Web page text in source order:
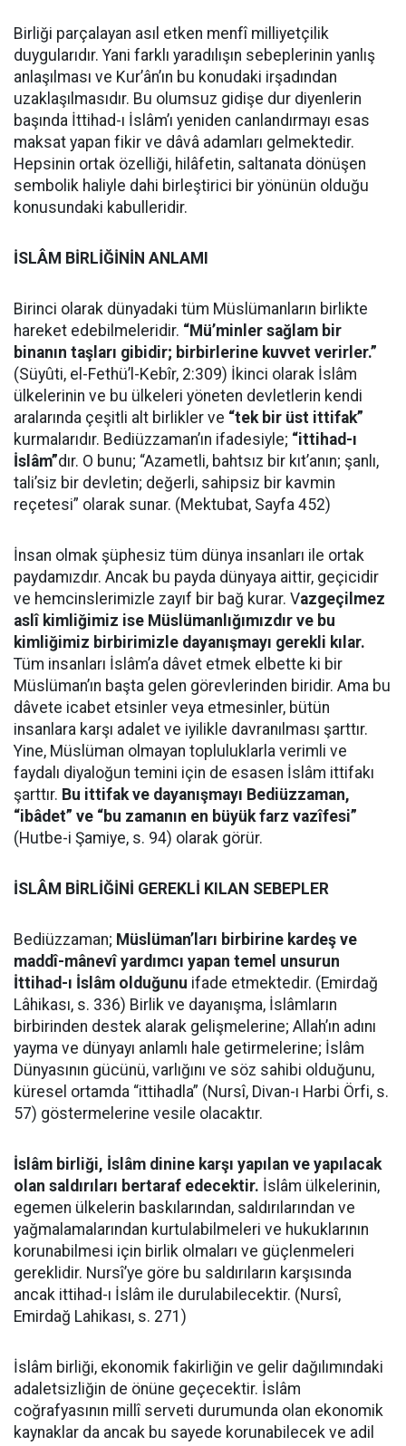
Birliği parçalayan asıl etken menfî milliyetçilik
duygularıdır. Yani farklı yaradılışın sebeplerinin yanlış
anlaşılması ve Kur’ân’ın bu konudaki irşadından
uzaklaşılmasıdır. Bu olumsuz gidişe dur diyenlerin
başında İttihad-ı İslâm’ı yeniden canlandırmayı esas
maksat yapan fikir ve dâvâ adamları gelmektedir.
Hepsinin ortak özelliği, hilâfetin, saltanata dönüşen
sembolik haliyle dahi birleştirici bir yönünün olduğu
konusundaki kabulleridir.
İSLÂM BİRLİĞİNİN ANLAMI
Birinci olarak dünyadaki tüm Müslümanların birlikte
hareket edebilmeleridir. “Mü’minler sağlam bir
binanın taşları gibidir; birbirlerine kuvvet verirler.”
(Süyûti, el-Fethü’l-Kebîr, 2:309) İkinci olarak İslâm
ülkelerinin ve bu ülkeleri yöneten devletlerin kendi
aralarında çeşitli alt birlikler ve “tek bir üst ittifak”
kurmalarıdır. Bediüzzaman’ın ifadesiyle; “ittihad-ı
İslâm”dır. O bunu; “Azametli, bahtsız bir kıt’anın; şanlı,
tali’siz bir devletin; değerli, sahipsiz bir kavmin
reçetesi” olarak sunar. (Mektubat, Sayfa 452)
İnsan olmak şüphesiz tüm dünya insanları ile ortak
paydamızdır. Ancak bu payda dünyaya aittir, geçicidir
ve hemcinslerimizle zayıf bir bağ kurar. Vazgeçilmez
aslî kimliğimiz ise Müslümanlığımızdır ve bu
kimliğimiz birbirimizle dayanışmayı gerekli kılar.
Tüm insanları İslâm’a dâvet etmek elbette ki bir
Müslüman’ın başta gelen görevlerinden biridir. Ama bu
dâvete icabet etsinler veya etmesinler, bütün
insanlara karşı adalet ve iyilikle davranılması şarttır.
Yine, Müslüman olmayan topluluklarla verimli ve
faydalı diyaloğun temini için de esasen İslâm ittifakı
şarttır. Bu ittifak ve dayanışmayı Bediüzzaman,
“ibâdet” ve “bu zamanın en büyük farz vazîfesi”
(Hutbe-i Şamiye, s. 94) olarak görür.
İSLÂM BİRLİĞİNİ GEREKLİ KILAN SEBEPLER
Bediüzzaman; Müslüman’ları birbirine kardeş ve
maddî-mânevî yardımcı yapan temel unsurun
İttihad-ı İslâm olduğunu ifade etmektedir. (Emirdağ
Lâhikası, s. 336) Birlik ve dayanışma, İslâmların
birbirinden destek alarak gelişmelerine; Allah’ın adını
yayma ve dünyayı anlamlı hale getirmelerine; İslâm
Dünyasının gücünü, varlığını ve söz sahibi olduğunu,
küresel ortamda “ittihadla” (Nursî, Divan-ı Harbi Örfi, s.
57) göstermelerine vesile olacaktır.
İslâm birliği, İslâm dinine karşı yapılan ve yapılacak
olan saldırıları bertaraf edecektir. İslâm ülkelerinin,
egemen ülkelerin baskılarından, saldırılarından ve
yağmalamalarından kurtulabilmeleri ve hukuklarının
korunabilmesi için birlik olmaları ve güçlenmeleri
gereklidir. Nursî’ye göre bu saldırıların karşısında
ancak ittihad-ı İslâm ile durulabilecektir. (Nursî,
Emirdağ Lahikası, s. 271)
İslâm birliği, ekonomik fakirliğin ve gelir dağılımındaki
adaletsizliğin de önüne geçecektir. İslâm
coğrafyasının millî serveti durumunda olan ekonomik
kaynaklar da ancak bu sayede korunabilecek ve adil